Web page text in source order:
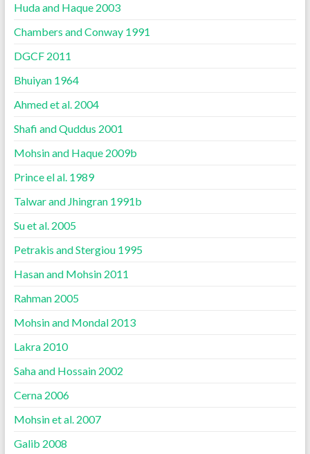
Huda and Haque 2003
Chambers and Conway 1991
DGCF 2011
Bhuiyan 1964
Ahmed et al. 2004
Shafi and Quddus 2001
Mohsin and Haque 2009b
Prince el al. 1989
Talwar and Jhingran 1991b
Su et al. 2005
Petrakis and Stergiou 1995
Hasan and Mohsin 2011
Rahman 2005
Mohsin and Mondal 2013
Lakra 2010
Saha and Hossain 2002
Cerna 2006
Mohsin et al. 2007
Galib 2008